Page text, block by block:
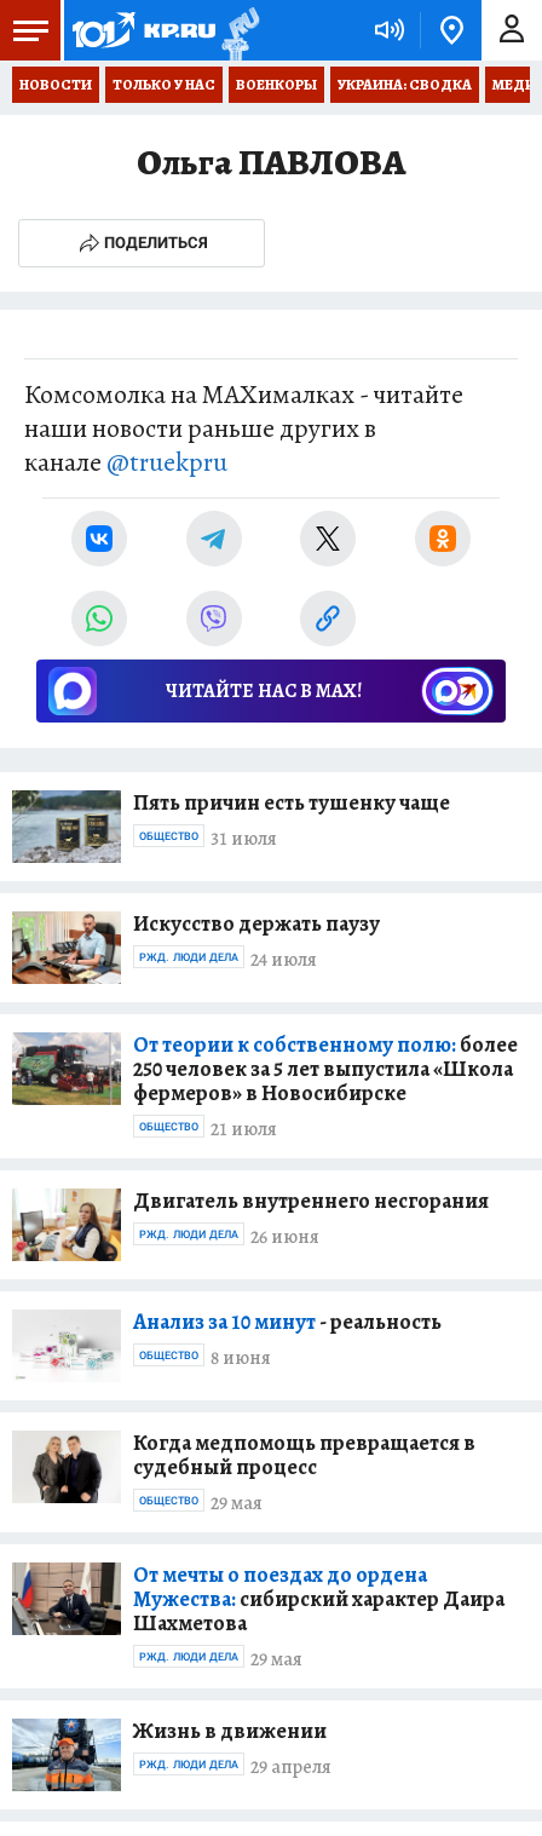
НОВОСТИ ТОЛЬКО У НАС ВОЕНКОРЫ УКРАИНА: СВОДКА
Ольга ПАВЛОВА
ПОДЕЛИТЬСЯ
Комсомолка на MAXималках - читайте
наши новости раньше других в
канале @truekpru
ЧИТАЙТЕ НАС В МАХ!
Пять причин есть тушенку чаще
31 июля
ОБЩЕСТВО
Искусство держать паузу
24 июля
РЖД. ЛЮДИ ДЕЛА
От теории к собственному полю:более
250 человек за 5 лет выпустила «Школа
фермеров» в Новосибирске
21 июля
ОБЩЕСТВО
Двигатель внутреннего несгорания
26 июня
РЖД. ЛЮДИ ДЕЛА
Анализ за 10 минут- реальность
8 июня
ОБЩЕСТВО
Когда медпомощь превращается в
судебный процесс
29 мая
ОБЩЕСТВО
От мечты о поездах до ордена
Мужества:сибирский характер Даира
Шахметова
29 мая
РЖД. ЛЮДИ ДЕЛА
Жизнь в движении
29 апреля
РЖД. ЛЮДИ ДЕЛА